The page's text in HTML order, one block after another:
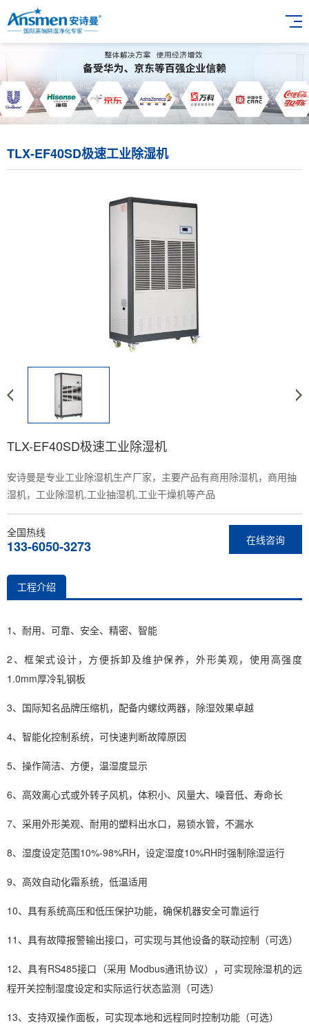
TLX-EF40SD极速工业除湿机
TLX-EF40SD极速工业除湿机
安诗曼是专业工业除湿机生产厂家，主要产品有商用除湿机，商用抽
湿机，工业除湿机,工业抽湿机,工业干燥机等产品
在线咨询
全国热线
133-6050-3273
工程介绍
1、耐用、可靠、安全、精密、智能
2、框架式设计，方便拆卸及维护保养，外形美观，使用高强度
1.0mm厚冷轧钢板
3、国际知名品牌压缩机，配备内螺纹两器， 除湿效果卓越
4、智能化控制系统，可快速判断故障原因
5、操作简洁、方便，温湿度显示
6、高效离心式或外转子风机，体积小、风量大、噪音低、寿命长
7、采用外形美观、耐用的塑料出水口，易锁水管，不漏水
8、湿度设定范围10%-98%RH，设定湿度10%RH时强制除湿运行
9、高效自动化霜系统，低温适用
10、具有系统高压和低压保护功能，确保机器安全可靠运行
11、具有故障报警输出接口，可实现与其他设备的联动控制（可选）
12、具有RS485接口（采用 Modbus通讯协议），可实现除湿机的远
程开关控制湿度设定和实际运行状态监测（可选）
13、支持双操作面板，可实现本地和远程同时控制功能（可选）